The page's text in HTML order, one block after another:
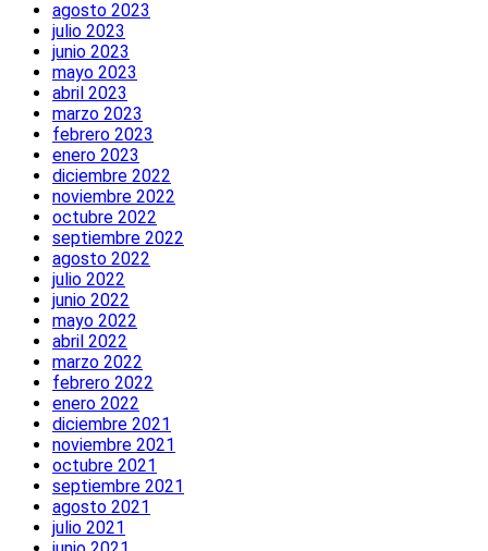
agosto 2023
julio 2023
junio 2023
mayo 2023
abril 2023
marzo 2023
febrero 2023
enero 2023
diciembre 2022
noviembre 2022
octubre 2022
septiembre 2022
agosto 2022
julio 2022
junio 2022
mayo 2022
abril 2022
marzo 2022
febrero 2022
enero 2022
diciembre 2021
noviembre 2021
octubre 2021
septiembre 2021
agosto 2021
julio 2021